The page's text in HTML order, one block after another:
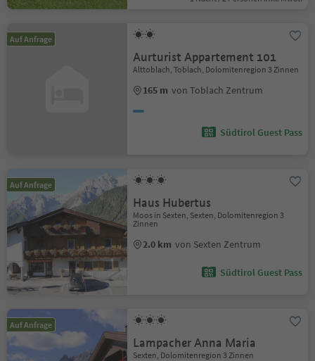
Auf Anfrage
Aurturist Appartement 101
Alttoblach, Toblach, Dolomitenregion 3 Zinnen
165 m von Toblach Zentrum
Südtirol Guest Pass
Auf Anfrage
Haus Hubertus
Moos in Sexten, Sexten, Dolomitenregion 3
Zinnen
2.0 km von Sexten Zentrum
Südtirol Guest Pass
Auf Anfrage
Lampacher Anna Maria
Sexten, Dolomitenregion 3 Zinnen